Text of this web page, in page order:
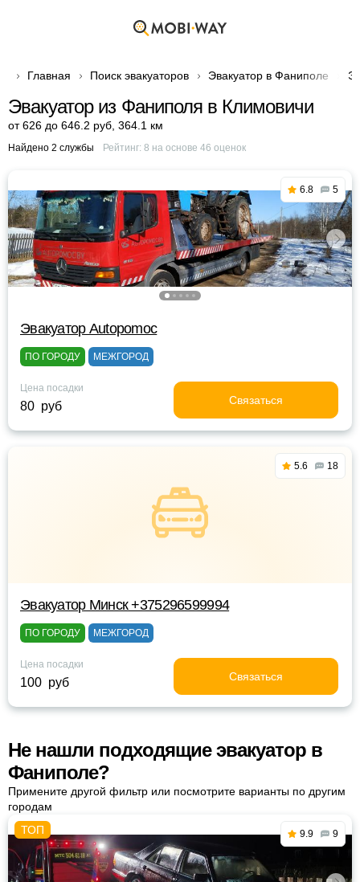
Главная Поиск эвакуаторов Эвакуатор в Фаниполе
Эвакуатор из Фаниполя в Климовичи
от 626 до 646.2 руб 364.1 км
Найдено 2 службы Рейтинг: 8 на основе 46 оценок
6.8 5
Эвакуатор Autopomoc
ПО ГОРОДУ МЕЖГОРОД
Цена посадки
80 руб Связаться
5.6 18
Эвакуатор Минск +375296599994
ПО ГОРОДУ МЕЖГОРОД
Цена посадки
100 руб Связаться
Не нашли подходящие эвакуатор в
Фаниполе?
Примените другой фильтр или посмотрите варианты по другим
городам
9.9 9